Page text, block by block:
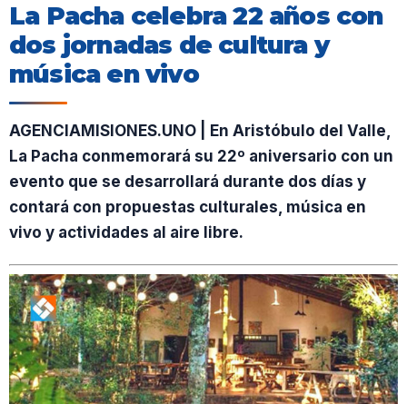
La Pacha celebra 22 años con
dos jornadas de cultura y
música en vivo
AGENCIAMISIONES.UNO | En Aristóbulo del Valle,
La Pacha conmemorará su 22º aniversario con un
evento que se desarrollará durante dos días y
contará con propuestas culturales, música en
vivo y actividades al aire libre.